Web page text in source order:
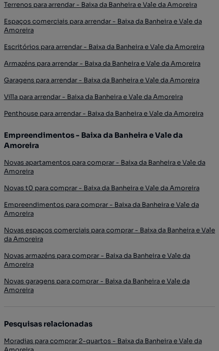
Terrenos para arrendar - Baixa da Banheira e Vale da Amoreira
Espaços comerciais para arrendar - Baixa da Banheira e Vale da
Amoreira
Escritórios para arrendar - Baixa da Banheira e Vale da Amoreira
Armazéns para arrendar - Baixa da Banheira e Vale da Amoreira
Garagens para arrendar - Baixa da Banheira e Vale da Amoreira
Villa para arrendar - Baixa da Banheira e Vale da Amoreira
Penthouse para arrendar - Baixa da Banheira e Vale da Amoreira
Empreendimentos - Baixa da Banheira e Vale da
Amoreira
Novas apartamentos para comprar - Baixa da Banheira e Vale da
Amoreira
Novas t0 para comprar - Baixa da Banheira e Vale da Amoreira
Empreendimentos para comprar - Baixa da Banheira e Vale da
Amoreira
Novas espaços comerciais para comprar - Baixa da Banheira e Vale
da Amoreira
Novas armazéns para comprar - Baixa da Banheira e Vale da
Amoreira
Novas garagens para comprar - Baixa da Banheira e Vale da
Amoreira
Pesquisas relacionadas
Moradias para comprar 2-quartos - Baixa da Banheira e Vale da